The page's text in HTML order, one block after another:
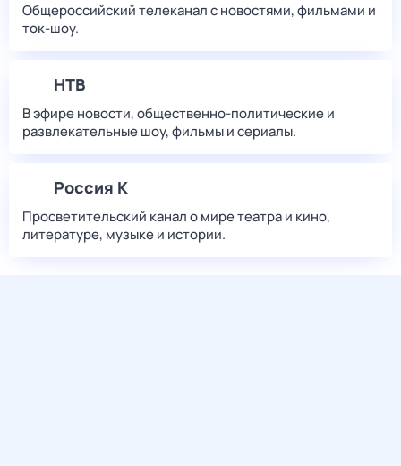
Общероссийский телеканал с новостями, фильмами и
ток-шоу.
НТВ
В эфире новости, общественно-политические и
развлекательные шоу, фильмы и сериалы.
Россия К
Просветительский канал о мире театра и кино,
литературе, музыке и истории.